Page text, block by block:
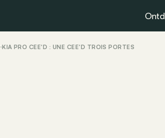
KIA PRO CEE'D : UNE CEE'D TROIS PORTES